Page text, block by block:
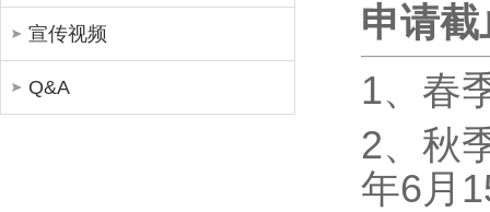
宣传视频
Q&A
申请
1、春
2、秋
年6月